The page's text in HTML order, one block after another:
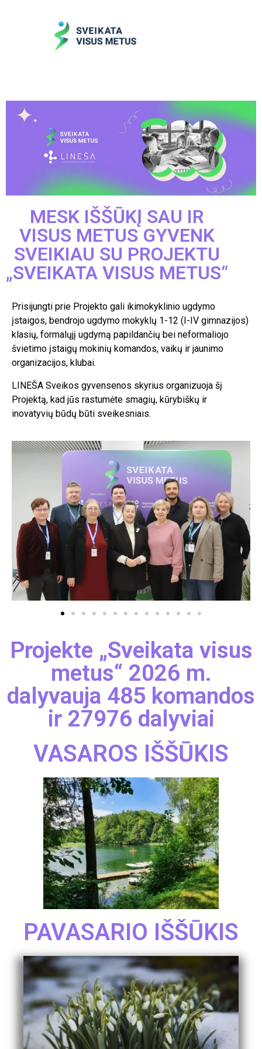
MESK IŠŠŪKĮ SAU IR
VISUS METUS GYVENK
SVEIKIAU SU PROJEKTU
„SVEIKATA VISUS METUS“
Prisijungti prie Projekto gali ikimokyklinio ugdymo
įstaigos, bendrojo ugdymo mokyklų 1-12 (I-IV gimnazijos)
klasių, formalųjį ugdymą papildančių bei neformaliojo
švietimo įstaigų mokinių komandos, vaikų ir jaunimo
organizacijos, klubai.
LINEŠA Sveikos gyvensenos skyrius organizuoja šį
Projektą, kad jūs rastumėte smagių, kūrybiškų ir
inovatyvių būdų būti sveikesniais.
Projekte „Sveikata visus
metus“ 2026 m.
dalyvauja 485 komandos
ir 27976 dalyviai
VASAROS IŠŠŪKIS
PAVASARIO IŠŠŪKIS